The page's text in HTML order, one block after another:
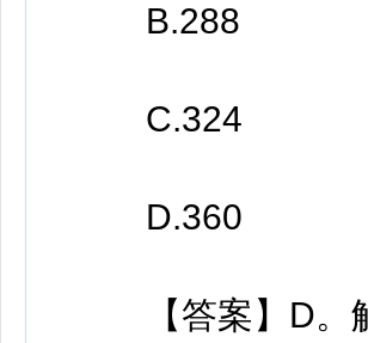
B.288
C.324
D.360
【答案】D。解